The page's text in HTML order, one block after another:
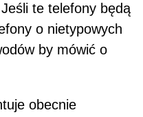
te telefony będą
o nietypowych
by mówić o
obecnie